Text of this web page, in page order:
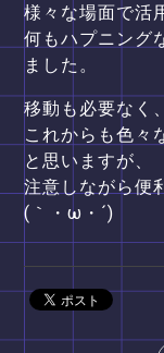
様々な場面で活
何もハプニング
ました。
移動も必要なく
これからも色々
と思いますが、
注意しながら便
(｀・ω・´)